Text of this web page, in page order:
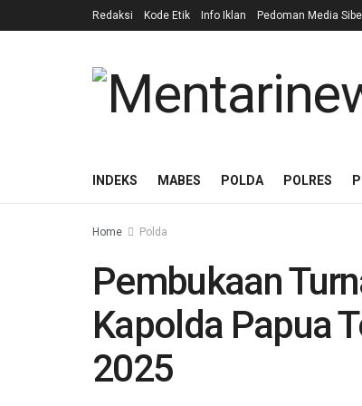
Redaksi Kode Etik Info Iklan Pedoman Media
INDEKS MABES POLDA POLRES
Home Polda
Pembukaan
Kapolda Papua
2025